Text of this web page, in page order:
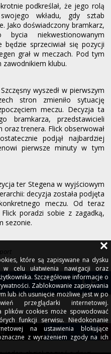
podkreślał, że jego rolą
wkładu, gdy sztab
Jako doświadczony bramkarz,
niekwestionowanym
sprzeciwiał się pozycji
grał w meczach. Pod tym
klubu.
wyszedł w pierwszym
stron zmieniło sytuację
meczu. Decyzja ta
bramkarza, przedstawicieli
trenera. Flick obserwował
podjął najbardziej
pierwsze minuty w tym
ter Stegena w wyjściowym
decyzja została podjęta
meczu. Od teraz
poradzi sobie z zagadką,
sezonie.
cytuj - 0 + !
które są zapisywane na dysku
w celu ułatwienia nawigacji oraz
Szczegółowe informacje o
Zablokowanie zapisywania
lub ich usunięcie możliwe jest w po
przeglądarki internetowej.
plików cookies może spowodować
funkcji serwisu. Niedokonanie
na ustawienia blokujące
z wyrażeniem zgody na ich